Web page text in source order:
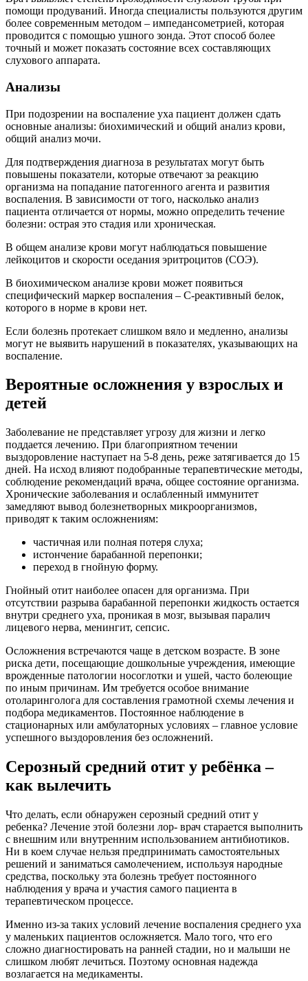
помощи продуваний. Иногда специалисты пользуются другим
более современным методом – импедансометрией, которая
проводится с помощью ушного зонда. Этот способ более
точный и может показать состояние всех составляющих
слухового аппарата.
Анализы
При подозрении на воспаление уха пациент должен сдать
основные анализы: биохимический и общий анализ крови,
общий анализ мочи.
Для подтверждения диагноза в результатах могут быть
повышены показатели, которые отвечают за реакцию
организма на попадание патогенного агента и развития
воспаления. В зависимости от того, насколько анализ
пациента отличается от нормы, можно определить течение
болезни: острая это стадия или хроническая.
В общем анализе крови могут наблюдаться повышение
лейкоцитов и скорости оседания эритроцитов (СОЭ).
В биохимическом анализе крови может появиться
специфический маркер воспаления – С-реактивный белок,
которого в норме в крови нет.
Если болезнь протекает слишком вяло и медленно, анализы
могут не выявить нарушений в показателях, указывающих на
воспаление.
Вероятные осложнения у взрослых и
детей
Заболевание не представляет угрозу для жизни и легко
поддается лечению. При благоприятном течении
выздоровление наступает на 5-8 день, реже затягивается до 15
дней. На исход влияют подобранные терапевтические методы,
соблюдение рекомендаций врача, общее состояние организма.
Хронические заболевания и ослабленный иммунитет
замедляют вывод болезнетворных микроорганизмов,
приводят к таким осложнениям:
частичная или полная потеря слуха;
истончение барабанной перепонки;
переход в гнойную форму.
Гнойный отит наиболее опасен для организма. При
отсутствии разрыва барабанной перепонки жидкость остается
внутри среднего уха, проникая в мозг, вызывая паралич
лицевого нерва, менингит, сепсис.
Осложнения встречаются чаще в детском возрасте. В зоне
риска дети, посещающие дошкольные учреждения, имеющие
врожденные патологии носоглотки и ушей, часто болеющие
по иным причинам. Им требуется особое внимание
отоларинголога для составления грамотной схемы лечения и
подбора медикаментов. Постоянное наблюдение в
стационарных или амбулаторных условиях – главное условие
успешного выздоровления без осложнений.
Серозный средний отит у ребёнка –
как вылечить
Что делать, если обнаружен серозный средний отит у
ребенка? Лечение этой болезни лор- врач старается выполнить
с внешним или внутренним использованием антибиотиков.
Ни в коем случае нельзя предпринимать самостоятельных
решений и заниматься самолечением, используя народные
средства, поскольку эта болезнь требует постоянного
наблюдения у врача и участия самого пациента в
терапевтическом процессе.
Именно из-за таких условий лечение воспаления среднего уха
у маленьких пациентов осложняется. Мало того, что его
сложно диагностировать на ранней стадии, но и малыши не
слишком любят лечиться. Поэтому основная надежда
возлагается на медикаменты.